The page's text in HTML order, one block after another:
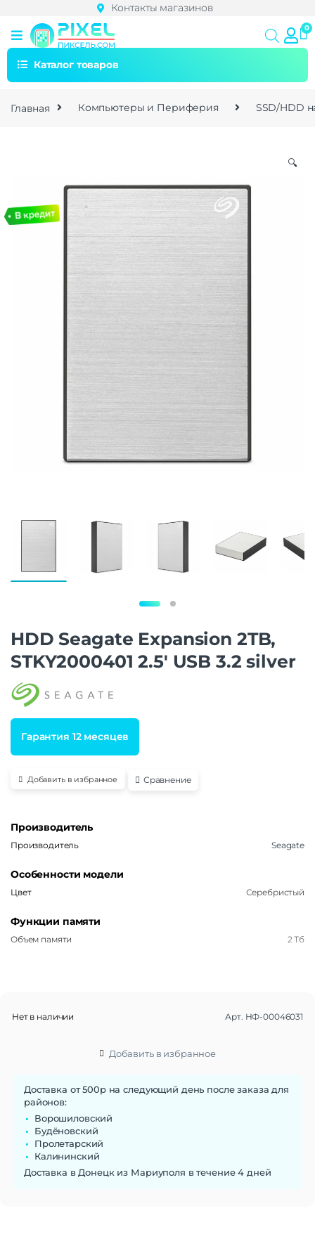
Контакты магазинов
Каталог товаров
Главная Компьютеры и Периферия SSD/HDD
🔍
HDD Seagate Expansion 2TB,
STKY2000401 2.5′ USB 3.2 silver
Гарантия 12 месяцев
Добавить в избранное Сравнение
Производитель
Производитель Seagate
Особенности модели
Цвет Серебристый
Функции памяти
Объем памяти 2 Тб
Нет в наличии Арт. НФ-00046031
Добавить в избранное
Доставка от 500р на следующий день после заказа для
районов:
Ворошиловский
Будёновский
Пролетарский
Калининский
Доставка в Донецк из Мариуполя в течение 4 дней